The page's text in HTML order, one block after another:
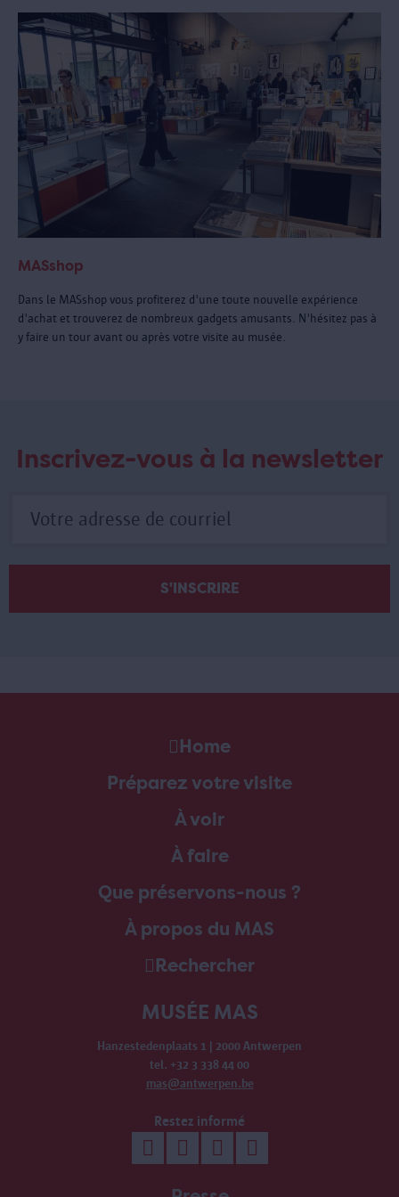
MASshop
Dans le MASshop vous profiterez d'une toute nouvelle expérience
d'achat et trouverez de nombreux gadgets amusants. N'hésitez pas à
y faire un tour avant ou après votre visite au musée.
Inscrivez-vous à la newsletter
Home
Préparez votre visite
À voir
À faire
Que préservons-nous ?
À propos du MAS
Rechercher
MUSÉE MAS
Hanzestedenplaats 1 | 2000 Antwerpen
tel. +32 3 338 44 00
mas@antwerpen.be
Restez informé